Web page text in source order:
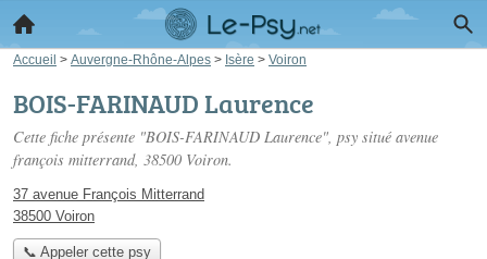
Accueil > Auvergne-Rhône-Alpes > Isère > Voiron
BOIS-FARINAUD Laurence
Cette fiche présente "BOIS-FARINAUD Laurence", psy situé avenue
françois mitterrand, 38500 Voiron.
37 avenue François Mitterrand
38500 Voiron
📞 Appeler cette psy